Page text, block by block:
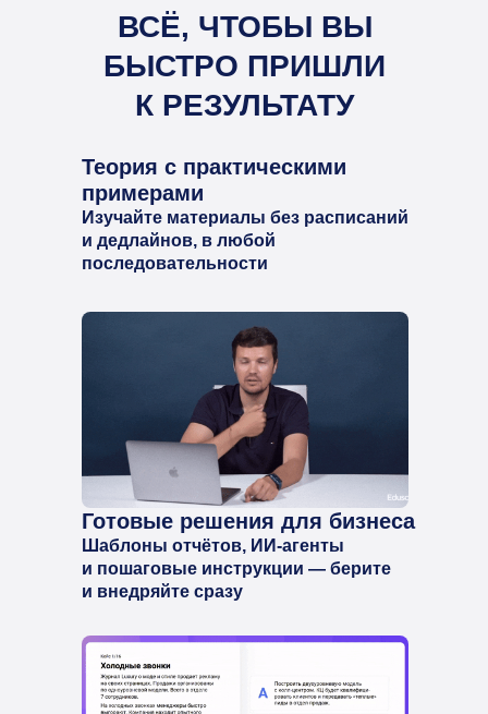
Теория с практическими
примерами
Изучайте материалы без расписаний
и дедлайнов, в любой
последовательности
Готовые решения для бизнеса
Шаблоны отчётов, ИИ-агенты
и пошаговые инструкции — берите
и внедряйте сразу
ВСЁ, ЧТОБЫ ВЫ
БЫСТРО ПРИШЛИ
К РЕЗУЛЬТАТУ